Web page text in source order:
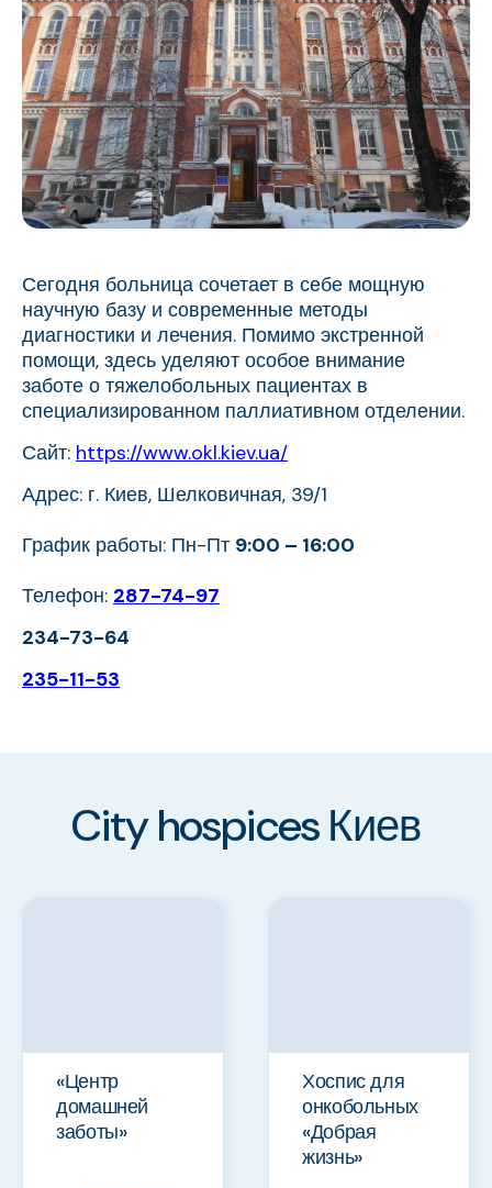
Сегодня больница сочетает в себе мощную
научную базу и современные методы
диагностики и лечения. Помимо экстренной
помощи, здесь уделяют особое внимание
заботе о тяжелобольных пациентах в
специализированном паллиативном отделении.
Сайт: https://www.okl.kiev.ua/
Адрес: г. Киев, Шелковичная, 39/1
График работы: Пн-Пт 9:00 – 16:00
Телефон: 287-74-97
234-73-64
235-11-53
City hospices Киев
«Центр
домашней
заботы»
Хоспис для
онкобольных
«Добрая
жизнь»